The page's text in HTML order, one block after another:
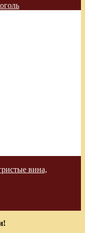
вина,